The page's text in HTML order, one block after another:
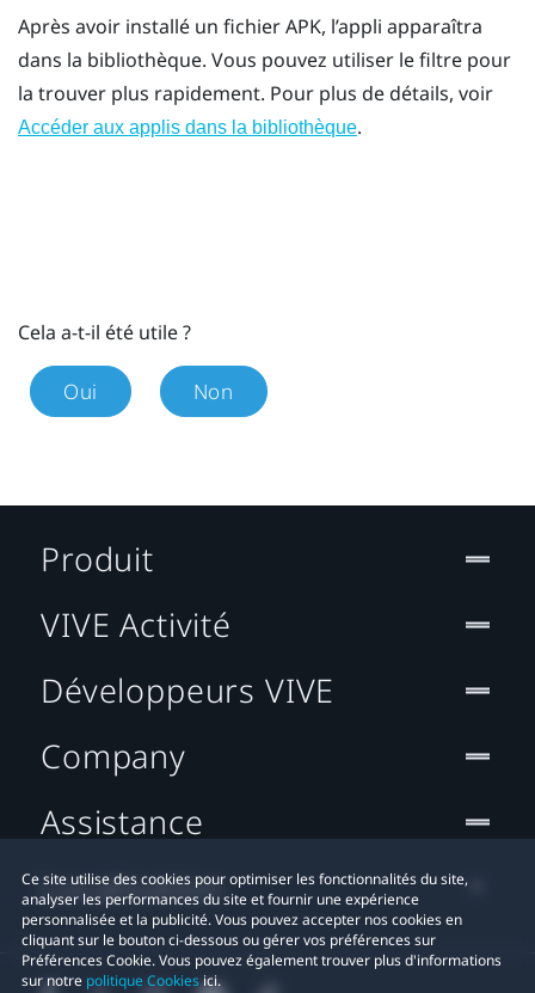
Après avoir installé un fichier APK, l’appli apparaîtra
dans la bibliothèque. Vous pouvez utiliser le filtre pour
la trouver plus rapidement. Pour plus de détails, voir
Accéder aux applis dans la bibliothèque.
Cela a-t-il été utile ?
Oui Non
Ce site utilise des cookies pour optimiser les fonctionnalités du site,
analyser les performances du site et fournir une expérience
personnalisée et la publicité. Vous pouvez accepter nos cookies en
cliquant sur le bouton ci-dessous ou gérer vos préférences sur
Préférences Cookie. Vous pouvez également trouver plus d'informations
sur notre politique Cookiesici.
Produit
VIVE Activité
Développeurs VIVE
Company
Assistance
Localisation